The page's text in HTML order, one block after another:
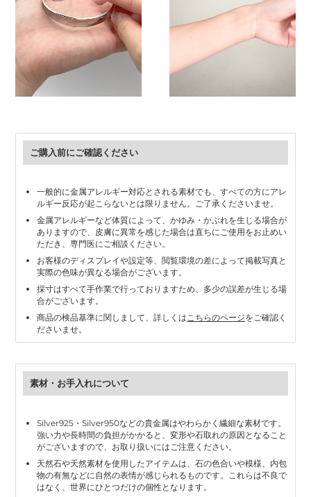
ご購入前にご確認ください
一般的に金属アレルギー対応とされる素材でも、すべての方にアレ
ルギー反応が起こらないとは限りません。ご了承くださいませ。
金属アレルギーなど体質によって、かゆみ・かぶれを生じる場合が
ありますので、皮膚に異常を感じた場合は直ちにご使用をお止めい
ただき、専門医にご相談ください。
お客様のディスプレイや設定等、閲覧環境の差によって掲載写真と
実際の色味が異なる場合がございます。
採寸はすべて手作業で行っておりますため、多少の誤差が生じる場
合がございます。
商品の検品基準に関しまして、詳しくはこちらのページをご確認く
ださいませ。
素材・お手入れについて
Silver925・Silver950などの貴金属はやわらかく繊細な素材です。
強い力や長時間の負担がかかると、変形や石取れの原因となること
がございますので、お取り扱いにはご注意ください。
天然石や天然素材を使用したアイテムは、石の色合いや模様、内包
物の有無などに自然の表情が感じられるものです。これらは不良で
はなく、世界にひとつだけの個性となります。